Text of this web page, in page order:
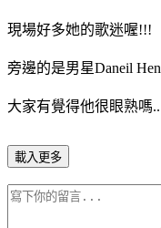
現場好多她的歌迷喔!!!
旁邊的是男星Daneil
大家有覺得他很眼熟嗎
載入更多